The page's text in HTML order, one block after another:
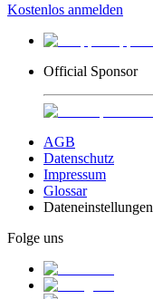
Kostenlos anmelden
Official Sponsor
AGB
Datenschutz
Impressum
Glossar
Dateneinstellungen
Folge uns